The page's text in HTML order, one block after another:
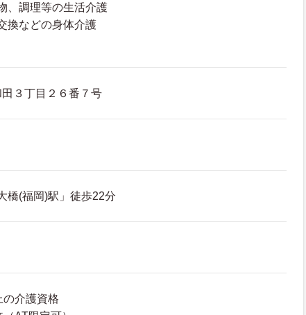
、調理等の生活介護
換などの身体介護
３丁目２６番７号
橋(福岡)駅」徒歩22分
介護資格